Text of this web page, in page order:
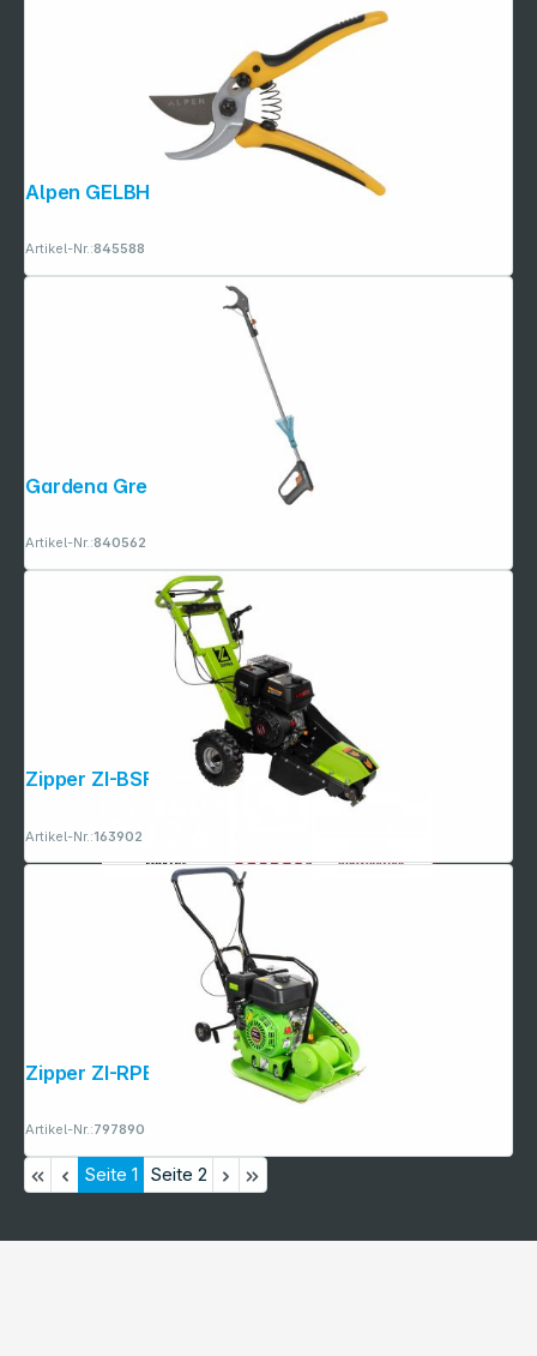
Alpen GELBHORN 140 Gartenschere
Artikel-Nr.:845588
Gardena Greifer 4 in 1
Artikel-Nr.:840562
Zipper ZI-BSF1500 Baumstumpffräse
Artikel-Nr.:163902
Zipper ZI-RPE60 Rüttelplatte
Artikel-Nr.:797890
Seite 1 Seite 2
Copyright © 2001 - 2026 dexxIT. Alle Rechte vorbehalten.